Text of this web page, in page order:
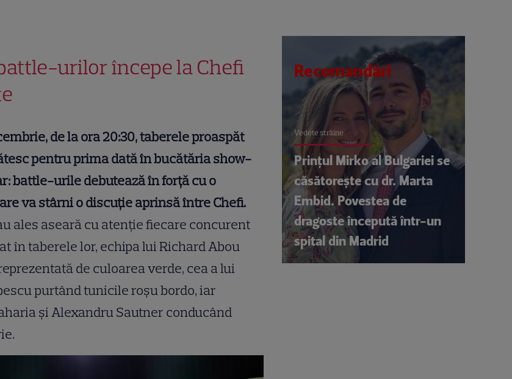
urilor începe la Chefi
de la ora 20:30, taberele proaspăt
pentru prima dată în bucătăria show-
battle-urile debutează în forță cu o
va stârni o discuție aprinsă între Chefi.
ales aseară cu atenție fiecare concurent
în taberele lor, echipa lui Richard Abou
de culoarea verde, cea a lui
purtând tunicile roșu bordo, iar
și Alexandru Sautner conducând
Recomandări
Vedete străine
Prințul Mirko al Bulgariei se
căsătorește cu dr. Marta
Embid. Povestea de
dragoste începută într-un
spital din Madrid